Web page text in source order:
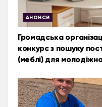
АНОНСИ
Громадська
конкурс з пошуку
(меблі) для